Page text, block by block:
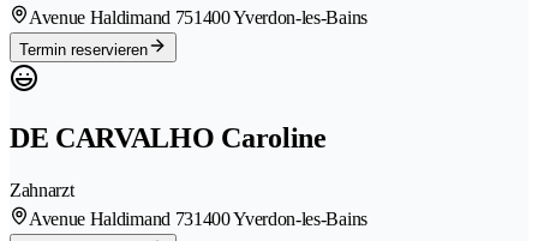
Avenue Haldimand 751400 Yverdon-les-Bains
Termin reservieren
DE CARVALHO Caroline
Zahnarzt
Avenue Haldimand 731400 Yverdon-les-Bains